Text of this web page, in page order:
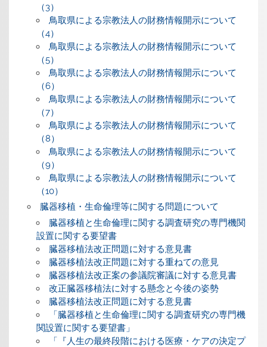
（3）
鳥取県による宗教法人の財務情報開示について
（4）
鳥取県による宗教法人の財務情報開示について
（5）
鳥取県による宗教法人の財務情報開示について
（6）
鳥取県による宗教法人の財務情報開示について
（7）
鳥取県による宗教法人の財務情報開示について
（8）
鳥取県による宗教法人の財務情報開示について
（9）
鳥取県による宗教法人の財務情報開示について
（10）
臓器移植・生命倫理等に関する問題について
臓器移植と生命倫理に関する調査研究の専門機関
設置に関する要望書
臓器移植法改正問題に対する意見書
臓器移植法改正問題に対する重ねての意見
臓器移植法改正案の参議院審議に対する意見書
改正臓器移植法に対する懸念と今後の姿勢
臓器移植法改正問題に対する意見書
「臓器移植と生命倫理に関する調査研究の専門機
関設置に関する要望書」
「『人生の最終段階における医療・ケアの決定プ